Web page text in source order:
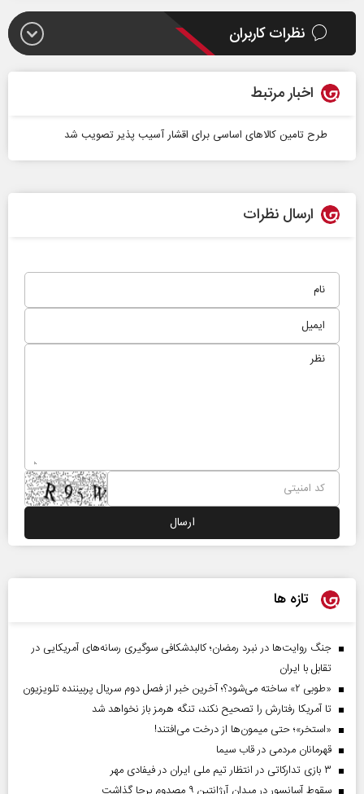
نظرات کاربران
اخبار مرتبط
طرح تامین کالاهای اساسی برای اقشار آسیب پذیر تصویب شد
ارسال نظرات
تازه ها
جنگ روایت‌ها در نبرد رمضان؛ کالبدشکافی سوگیری رسانه‌های آمریکایی در
تقابل با ایران
«طوبی ۲» ساخته می‌شود؟؛ آخرین خبر از فصل دوم سریال پربیننده تلویزیون
تا آمریکا رفتارش را تصحیح نکند، تنگه هرمز باز نخواهد شد
«استخر»‌‌؛ حتی میمون‌ها از درخت می‌افتند!
قهرمانان مردمی در قاب سیما
۳ بازی تدارکاتی در انتظار تیم ملی ایران در فیفادی مهر